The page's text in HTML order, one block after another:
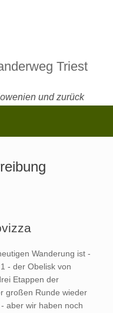
Triest
und zurück
Wanderung ist -
- der Obelisk von
Etappen der
großen Runde wieder
aber wir haben noch